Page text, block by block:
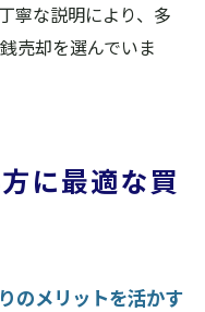
寧な説明により、多
売却を選んでいま
に最適な買
のメリットを活かす